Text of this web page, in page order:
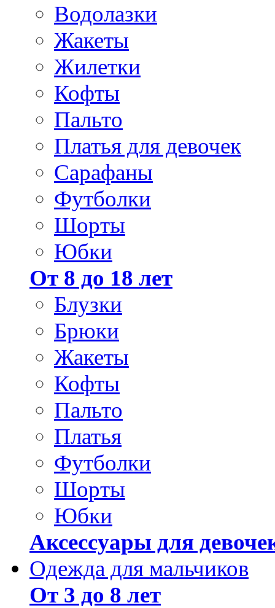
Водолазки
Жакеты
Жилетки
Кофты
Пальто
Платья для девочек
Сарафаны
Футболки
Шорты
Юбки
От 8 до 18 лет
Блузки
Брюки
Жакеты
Кофты
Пальто
Платья
Футболки
Шорты
Юбки
Аксессуары для
Одежда для мальчиков
От 3 до 8 лет